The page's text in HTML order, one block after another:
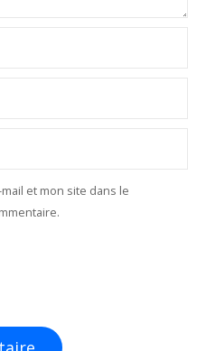
et mon site dans le